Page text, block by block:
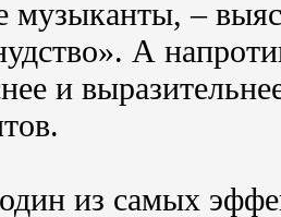
музыканты, –
А
и
из самых